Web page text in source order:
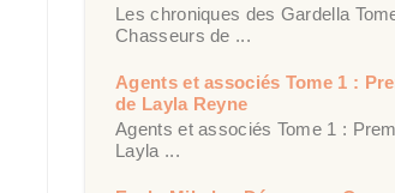
Les chroniques des Gardella
Chasseurs de ...
Agents et associés Tome 1 :
de Layla Reyne
Agents et associés Tome 1 :
Layla ...